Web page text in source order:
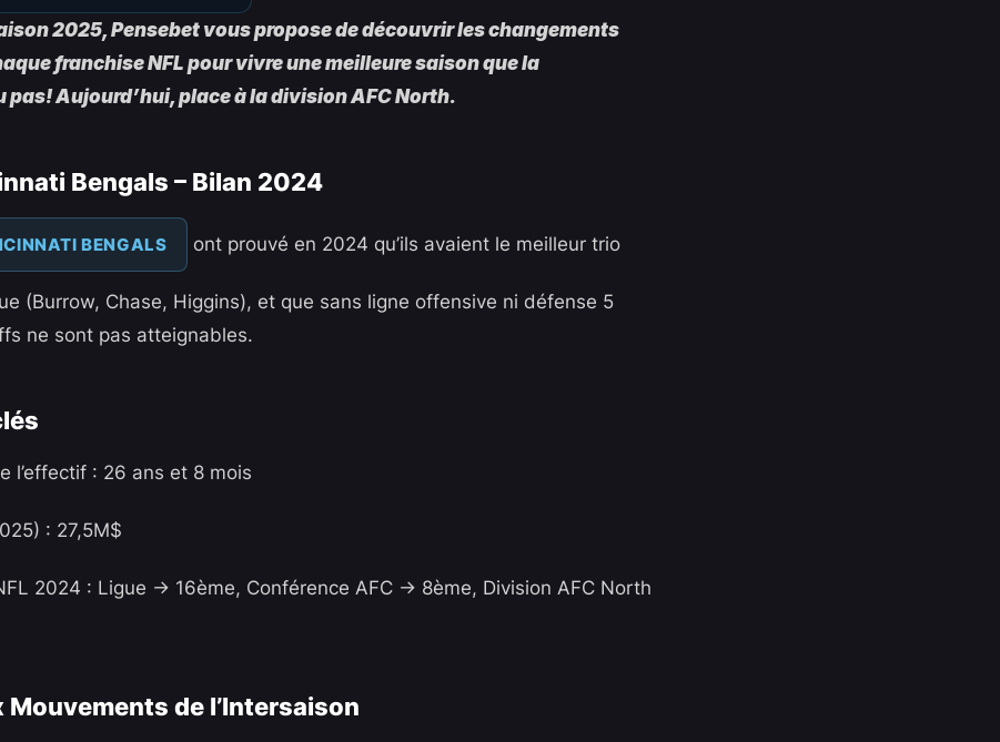
2025, Pensebet vous propose de découvrir les changements
franchise NFL pour vivre une meilleure saison que la
Aujourd’hui, place à la division AFC North.
Bengals – Bilan 2024
BENGALS ont prouvé en 2024 qu’ils avaient le meilleur trio
(Burrow, Chase, Higgins), et que sans ligne offensive ni défense 5
ne sont pas atteignables.
l’effectif : 26 ans et 8 mois
: 27,5M$
2024 : Ligue -> 16ème, Conférence AFC -> 8ème, Division AFC North
Mouvements de l’Intersaison